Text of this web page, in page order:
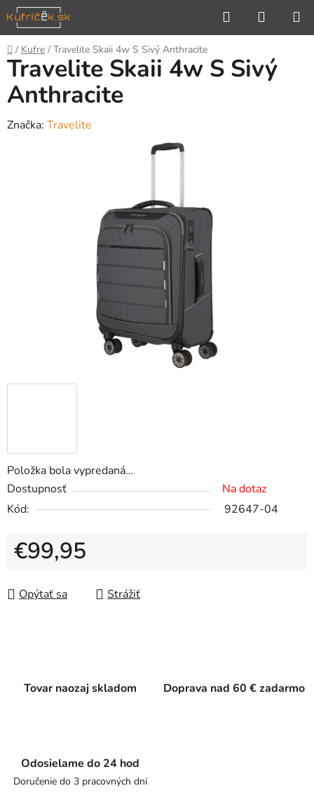
Prejsť
na
obsah
Hľadať
KOŠÍK
Domov
/ Kufre / Travelite Skaii 4w S Sivý Anthracite
Položka bola vypredaná…
Dostupnosť
Na dotaz
Kód:
92647-04
€99,95
Opýtať sa
Strážiť
Travelite Skaii 4w S Sivý
Anthracite
Značka: Travelite
Tovar naozaj skladom Doprava nad 60 € zadarmo
Odosielame do 24 hod
Doručenie do 3 pracovných dní